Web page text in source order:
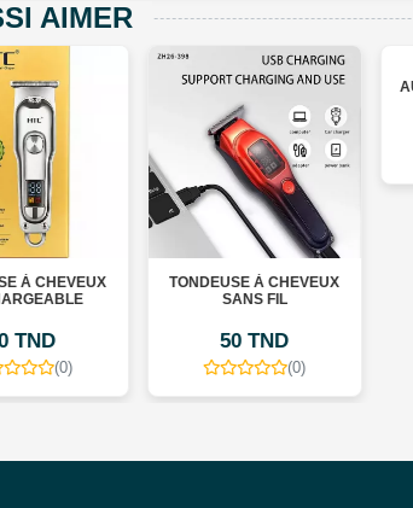
AIMER
TONDEUSE À CHEVEUX
SANS FIL
FER À BOUCLER
AUTOMATIQUE SANS FIL
33 TND